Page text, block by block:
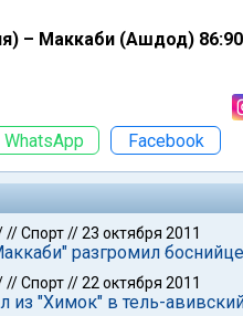
– Маккаби (Ашдод) 86:90
WhatsApp Facebook
//Спорт//23 октября 2011
разгромил
//Спорт//22 октября 2011
из "Химок" в тель-